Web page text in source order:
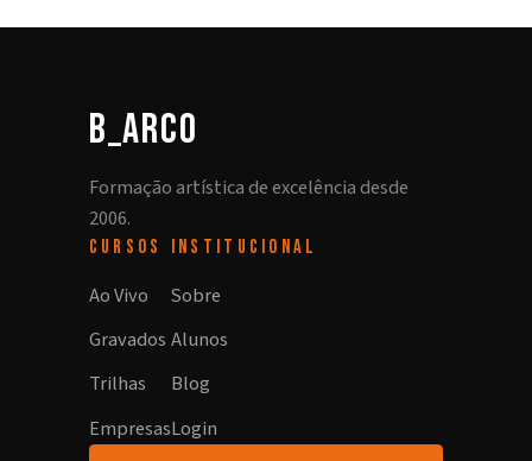
b_arco
Formação artística de excelência desde
2006.
CURSOS
Ao Vivo
Gravados
Trilhas
Empresas
INSTITUCIONAL
Sobre
Alunos
Blog
Login